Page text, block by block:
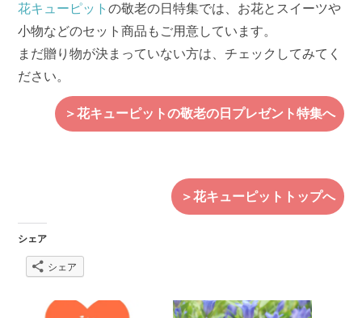
花キューピットの敬老の日特集では、お花とスイーツや
小物などのセット商品もご用意しています。
まだ贈り物が決まっていない方は、チェックしてみてく
ださい。
＞花キューピットの敬老の日プレゼント特集へ
＞花キューピットトップへ
シェア
シェア